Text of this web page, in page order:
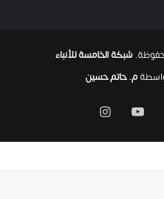
شبكة الخامسة للأنباء
م. حاتم حسين
‫YouTubeانستقرام